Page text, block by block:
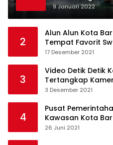
9 Januari 2022
2
Alun Alun Kota
Tempat Favorit
17 Desember 2021
3
Video Detik Detik
Tertangkap
3 Desember 2021
4
Pusat
Kawasan Kota
26 Juni 2021